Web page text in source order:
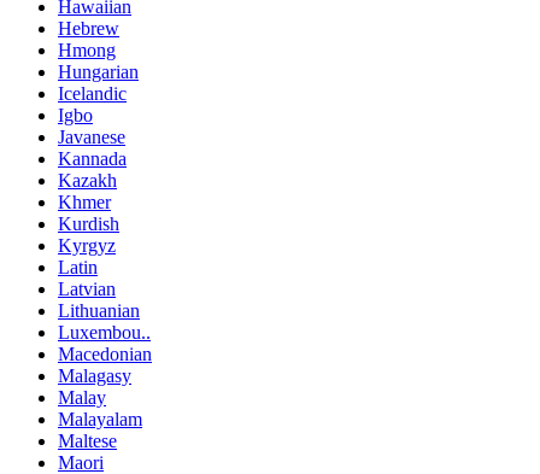
Hawaiian
Hebrew
Hmong
Hungarian
Icelandic
Igbo
Javanese
Kannada
Kazakh
Khmer
Kurdish
Kyrgyz
Latin
Latvian
Lithuanian
Luxembou..
Macedonian
Malagasy
Malay
Malayalam
Maltese
Maori